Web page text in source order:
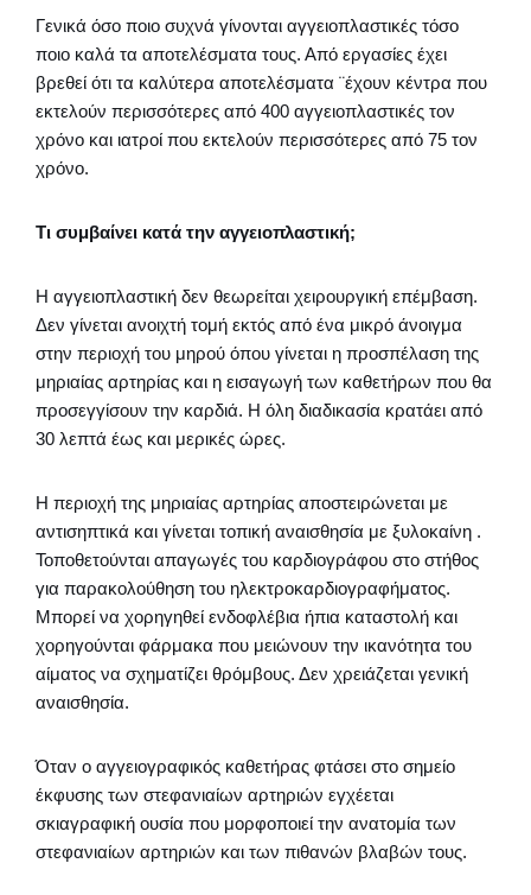
Γενικά όσο ποιο συχνά γίνονται αγγειοπλαστικές τόσο
ποιο καλά τα αποτελέσματα τους. Από εργασίες έχει
βρεθεί ότι τα καλύτερα αποτελέσματα ¨έχουν κέντρα που
εκτελούν περισσότερες από 400 αγγειοπλαστικές τον
χρόνο και ιατροί που εκτελούν περισσότερες από 75 τον
χρόνο.
Τι συμβαίνει κατά την αγγειοπλαστική;
Η αγγειοπλαστική δεν θεωρείται χειρουργική επέμβαση.
Δεν γίνεται ανοιχτή τομή εκτός από ένα μικρό άνοιγμα
στην περιοχή του μηρού όπου γίνεται η προσπέλαση της
μηριαίας αρτηρίας και η εισαγωγή των καθετήρων που θα
προσεγγίσουν την καρδιά. Η όλη διαδικασία κρατάει από
30 λεπτά έως και μερικές ώρες.
Η περιοχή της μηριαίας αρτηρίας αποστειρώνεται με
αντισηπτικά και γίνεται τοπική αναισθησία με ξυλοκαίνη .
Τοποθετούνται απαγωγές του καρδιογράφου στο στήθος
για παρακολούθηση του ηλεκτροκαρδιογραφήματος.
Μπορεί να χορηγηθεί ενδοφλέβια ήπια καταστολή και
χορηγούνται φάρμακα που μειώνουν την ικανότητα του
αίματος να σχηματίζει θρόμβους. Δεν χρειάζεται γενική
αναισθησία.
Όταν ο αγγειογραφικός καθετήρας φτάσει στο σημείο
έκφυσης των στεφανιαίων αρτηριών εγχέεται
σκιαγραφική ουσία που μορφοποιεί την ανατομία των
στεφανιαίων αρτηριών και των πιθανών βλαβών τους.